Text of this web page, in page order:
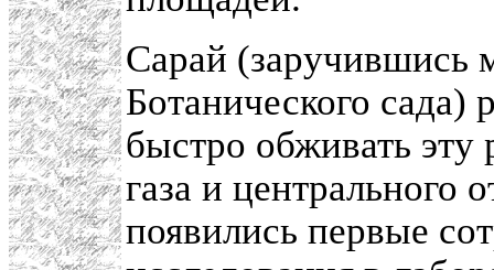
Сарай (заручившись
Ботанического сада)
быстро обживать эту
газа и центрального
появились первые